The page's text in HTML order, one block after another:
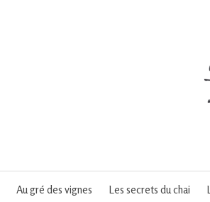
Au gré des vignes Les secrets du chai